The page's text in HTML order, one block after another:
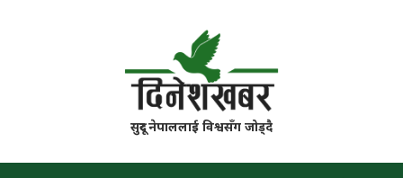
सुदूर नेपाललाई विश्वसँग जोड्दै